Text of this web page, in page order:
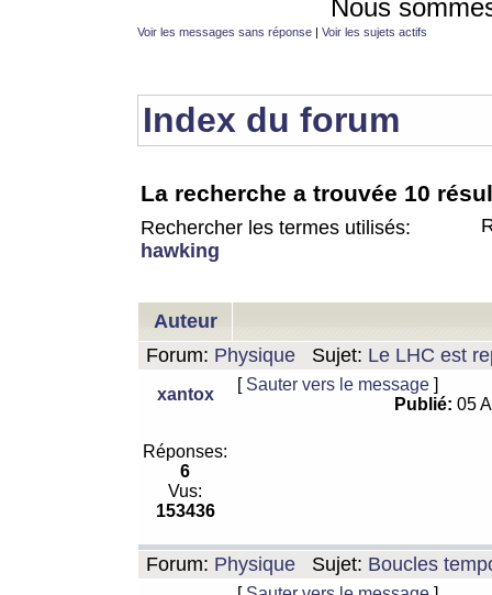
Nous
Voir les messages sans réponse | Voir les sujets actifs
Index du forum
La recherche a trouvée 10
Rechercher les termes utilisés:
hawking
Auteur
Forum: Physique Sujet: Le LHC est
xantox
[ Sauter vers le message ]
Publié: 05
Réponses:
6
Vus:
153436
Forum: Physique Sujet: Boucles